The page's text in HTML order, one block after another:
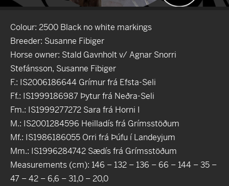
Colour: 2500 Black no white markings
Breeder: Susanne Fibiger
Horse owner: Stald Gavnholt v/ Agnar Snorri
Stefánsson, Susanne Fibiger
F.: IS2006186644 Grímur frá Efsta-Seli
Ff.: IS1999186987 Þytur frá Neðra-Seli
Fm.: IS1999277272 Sara frá Horni I
M.: IS2001284596 Heilladís frá Grímsstöðum
Mf.: IS1986186055 Orri frá Þúfu í Landeyjum
Mm.: IS1996284742 Sædís frá Grímsstöðum
Measurements (cm): 146 – 132 – 136 – 66 – 144 – 35 –
47 – 42 – 6,6 – 31,0 – 20,0